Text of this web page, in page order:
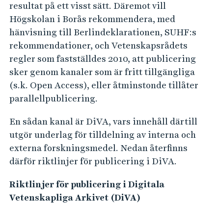
resultat på ett visst sätt. Däremot vill
Högskolan i Borås rekommendera, med
hänvisning till Berlindeklarationen, SUHF:s
rekommendationer, och Vetenskapsrådets
regler som fastställdes 2010, att publicering
sker genom kanaler som är fritt tillgängliga
(s.k. Open Access), eller åtminstonde tillåter
parallellpublicering.
En sådan kanal är DiVA, vars innehåll därtill
utgör underlag för tilldelning av interna och
externa forskningsmedel. Nedan återfinns
därför riktlinjer för publicering i DiVA.
Riktlinjer för publicering i Digitala
Vetenskapliga Arkivet (DiVA)